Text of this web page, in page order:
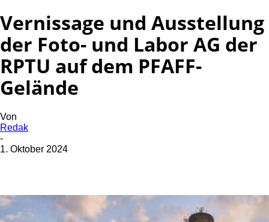
Vernissage und Ausstellung
der Foto- und Labor AG der
RPTU auf dem PFAFF-
Gelände
Von
Redak
-
1. Oktober 2024